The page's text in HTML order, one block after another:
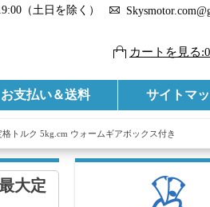
（土日を除く）
カートを見る
お支払い＆送料 サイトマ
トルク 5kg.cm ウォームギアボックス付き
大定